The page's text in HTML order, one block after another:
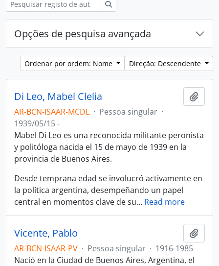
Opções de pesquisa avançada
Ordenar por ordem: Nome Direção: Descendente
Di Leo, Mabel Clelia
AR-BCN-ISAAR-MCDL · Pessoa singular ·
1939/05/15 -
Mabel Di Leo es una reconocida militante peronista
y politóloga nacida el 15 de mayo de 1939 en la
provincia de Buenos Aires.
Desde temprana edad se involucró activamente en
la política argentina, desempeñando un papel
central en momentos clave de su… Read more
Vicente, Pablo
AR-BCN-ISAAR-PV · Pessoa singular · 1916-1985
Nació en la Ciudad de Buenos Aires, Argentina, el